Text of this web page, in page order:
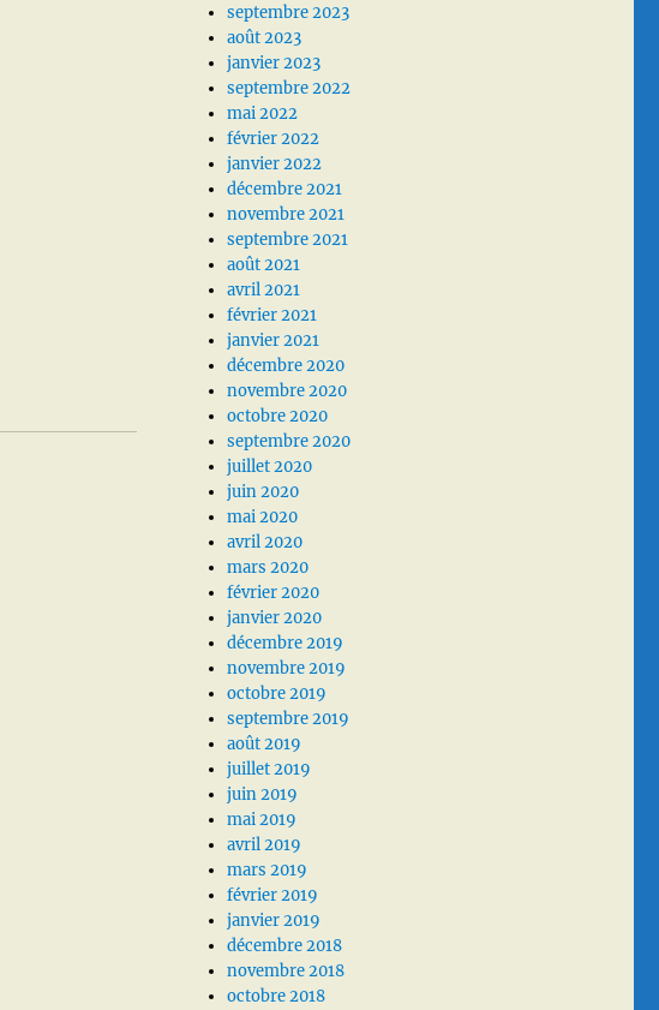
septembre 2023
août 2023
janvier 2023
septembre 2022
mai 2022
février 2022
janvier 2022
décembre 2021
novembre 2021
septembre 2021
août 2021
avril 2021
février 2021
janvier 2021
décembre 2020
novembre 2020
octobre 2020
septembre 2020
juillet 2020
juin 2020
mai 2020
avril 2020
mars 2020
février 2020
janvier 2020
décembre 2019
novembre 2019
octobre 2019
septembre 2019
août 2019
juillet 2019
juin 2019
mai 2019
avril 2019
mars 2019
février 2019
janvier 2019
décembre 2018
novembre 2018
octobre 2018